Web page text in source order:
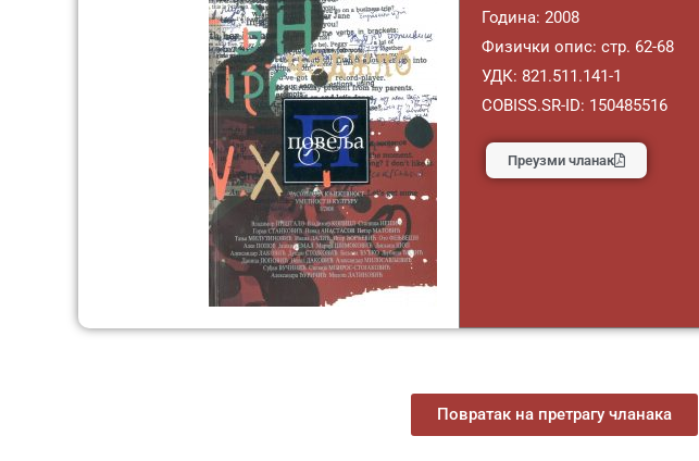
Година: 2008
Физички опис: стр. 62-68
УДК: 821.511.141-1
COBISS.SR-ID: 150485516
Преузми чланак
Повратак на претрагу чланака